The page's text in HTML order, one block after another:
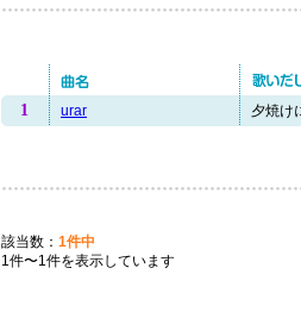
1 urar 夕焼け
該当数： 1件中
1件〜1件を表示しています